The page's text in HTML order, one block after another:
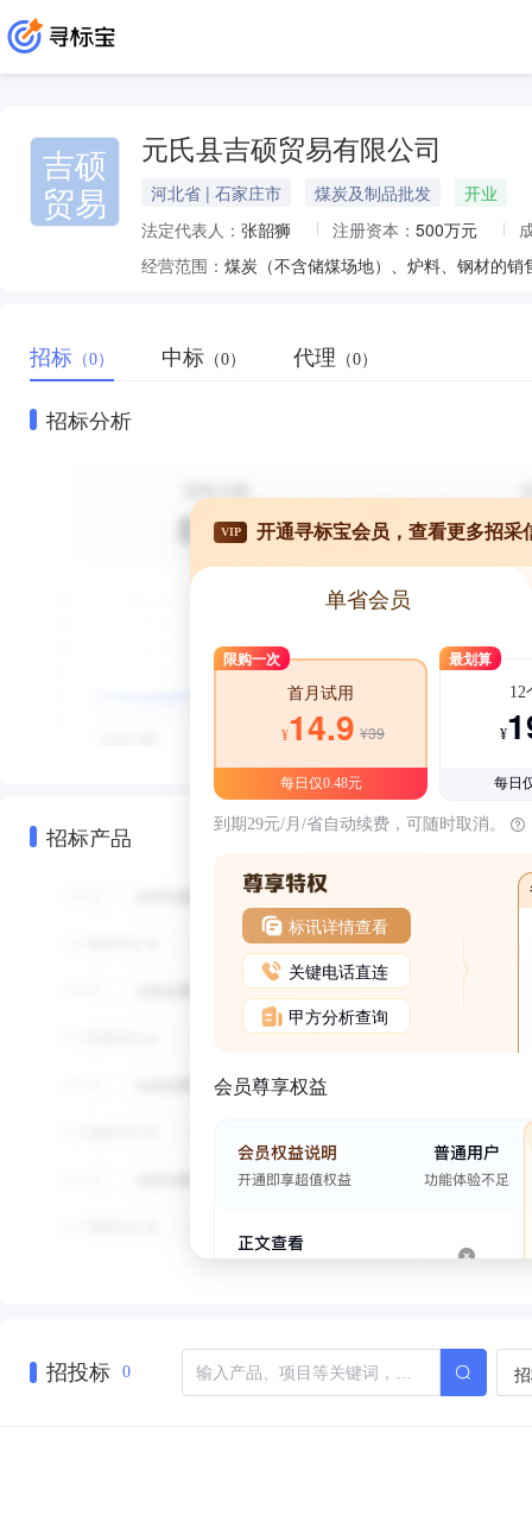
吉硕
贸易
元氏县吉硕贸易有限公司
河北省 | 石家庄市 煤炭及制品批发
开业
法定代表人： 张韶狮 注册资本： 500万元
经营范围： 煤炭（不含储煤场地）、炉料、钢材的
招标 （0） 中标 （0） 代理 （0）
招标分析
招标产品
VIP 开通寻标宝会员，查看更多招采
单省会员
限购一次
首月试用
¥14.9 ¥39
每日仅0.48元
最划算
12
¥
每日
到期29元/月/省自动续费，可随时取消。
标讯详情查看
关键电话直连
甲方分析查询
会员尊享权益
招投标 0